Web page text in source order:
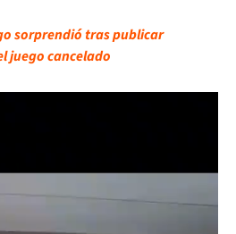
sorprendió tras publicar
juego cancelado